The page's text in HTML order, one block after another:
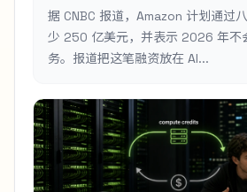
据 CNBC 报道，Amazon 计划通过
少 250 亿美元，并表示 2026 年不
务。报道把这笔融资放在 AI...